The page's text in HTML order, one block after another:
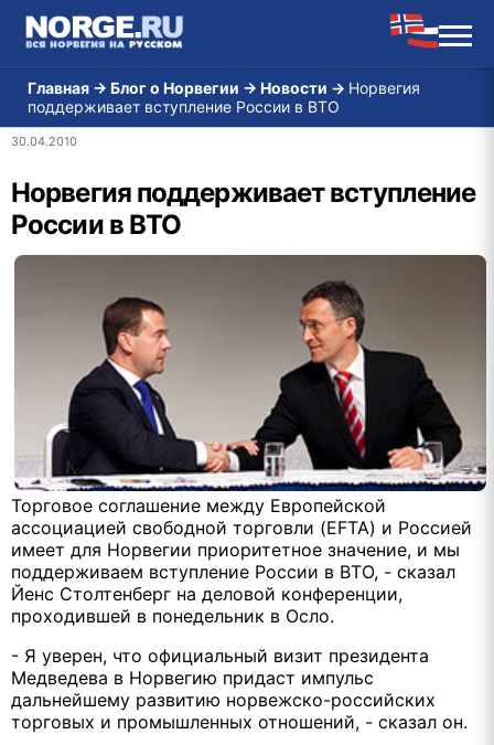
Главная → Блог о Норвегии → Новости → Норвегия
поддерживает вступление России в ВТО
30.04.2010
Норвегия поддерживает вступление
России в ВТО
Торговое соглашение между Европейской
ассоциацией свободной торговли (EFTA) и Россией
имеет для Норвегии приоритетное значение, и мы
поддерживаем вступление России в ВТО, - сказал
Йенс Столтенберг на деловой конференции,
проходившей в понедельник в Осло.
- Я уверен, что официальный визит президента
Медведева в Норвегию придаст импульс
дальнейшему развитию норвежско-российских
торговых и промышленных отношений, - сказал он.